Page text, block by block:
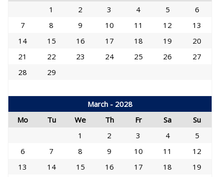
1
2 3 4 5
6
7
8 9 10 11 12
13
14
15 16 17 18 19
20
21
22 23 24 25 26
27
28
29
March - 2028
Mo
Tu We Th Fr Sa
Su
1
2 3 4
5
6
7 8 9 10 11
12
13
14 15 16 17 18
19